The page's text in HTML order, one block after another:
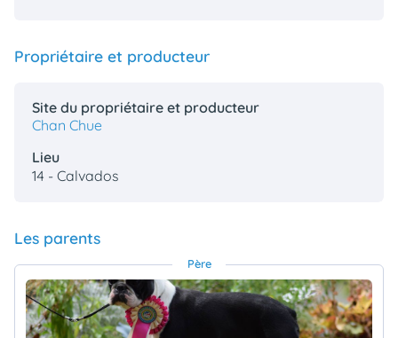
Propriétaire et producteur
Site du propriétaire et producteur
Chan Chue
Lieu
14 - Calvados
Les parents
Père